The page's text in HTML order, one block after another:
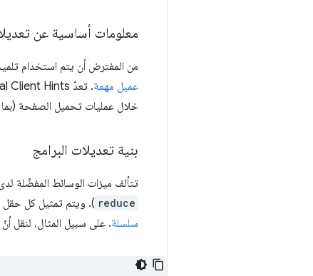
معلومات أساسية عن
من المفترض أن يتم استخدام
عميل مهمة
خلال عمليات تحميل الصفحة
بنية تعديلات البرامج
تتألف ميزات الوسائط المفضّلة
reduce ). ويتم تمثيل كل حقل
سلسلة. على سبيل المثال، لنقل